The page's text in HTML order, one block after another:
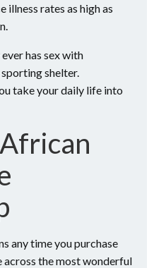
illness rates as high as
has sex with
shelter.
take your daily life into
any time you purchase
the most wonderful